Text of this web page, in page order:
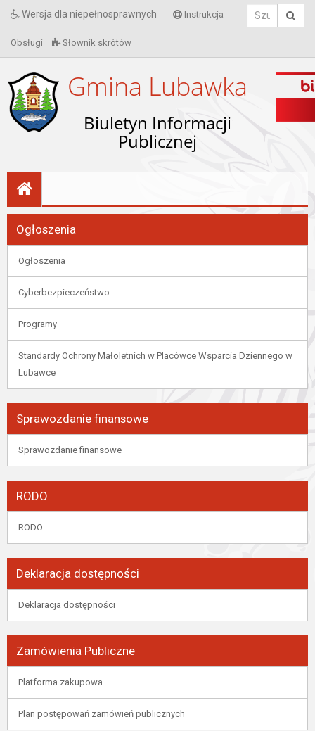
Wersja dla niepełnosprawnych Instrukcja
Obsługi Słownik skrótów
Gmina Lubawka
Biuletyn Informacji
Publicznej
Ogłoszenia
Ogłoszenia
Cyberbezpieczeństwo
Programy
Standardy Ochrony Małoletnich w Placówce Wsparcia Dziennego w
Lubawce
Sprawozdanie finansowe
Sprawozdanie finansowe
RODO
RODO
Deklaracja dostępności
Deklaracja dostępności
Zamówienia Publiczne
Platforma zakupowa
Plan postępowań zamówień publicznych